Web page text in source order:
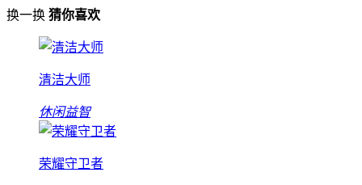
换一换 猜你喜欢
清洁大师
休闲益智
荣耀守卫者